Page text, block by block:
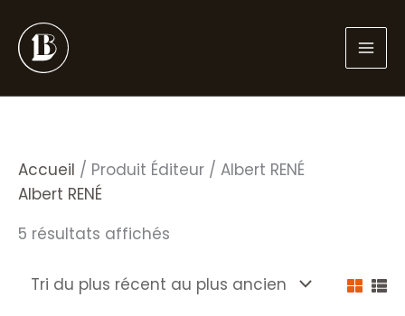
au
contenu
Accueil / Produit Éditeur / Albert RENÉ
Albert RENÉ
5 résultats affichés
plus